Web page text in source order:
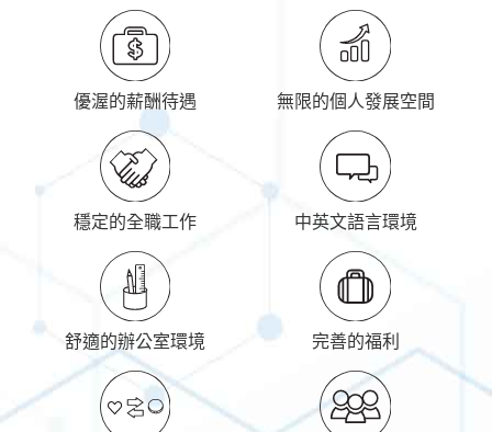
優渥的薪酬待遇 無限的個人發展空間
穩定的全職工作 中英文語言環境
舒適的辦公室環境 完善的福利